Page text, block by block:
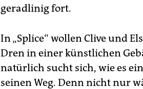
geradlinig fort.
In „Splice“ wollen Clive und
Dren in einer künstlichen
natürlich sucht sich, wie es
seinen Weg. Denn nicht nur